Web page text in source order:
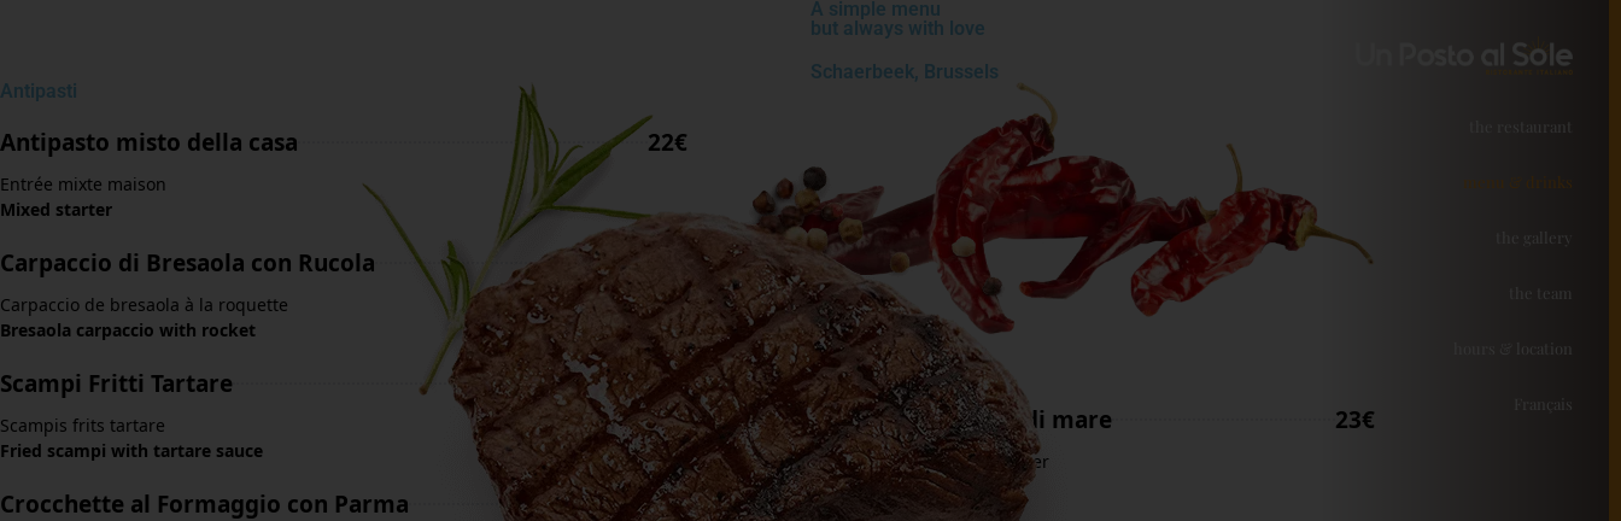
the restaurant
menu & drinks
the gallery
the team
hours & location
Français
A simple menu
but always with love
Schaerbeek, Brussels
Antipasti
Antipasto misto della casa 22€
Entrée mixte maison
Mixed starter
Carpaccio di Bresaola con Rucola
Carpaccio de bresaola à la roquette
Bresaola carpaccio with rocket
Scampi Fritti Tartare 21€
Scampis frits tartare
Fried scampi with tartare sauce
Crocchette al Formaggio con Parma 19€
Primi Piatti
Linguine alle vongole o frutti di mare 23€
Linguine aux palourdes ou aux fruits de mer
Linguine with clams or seafood